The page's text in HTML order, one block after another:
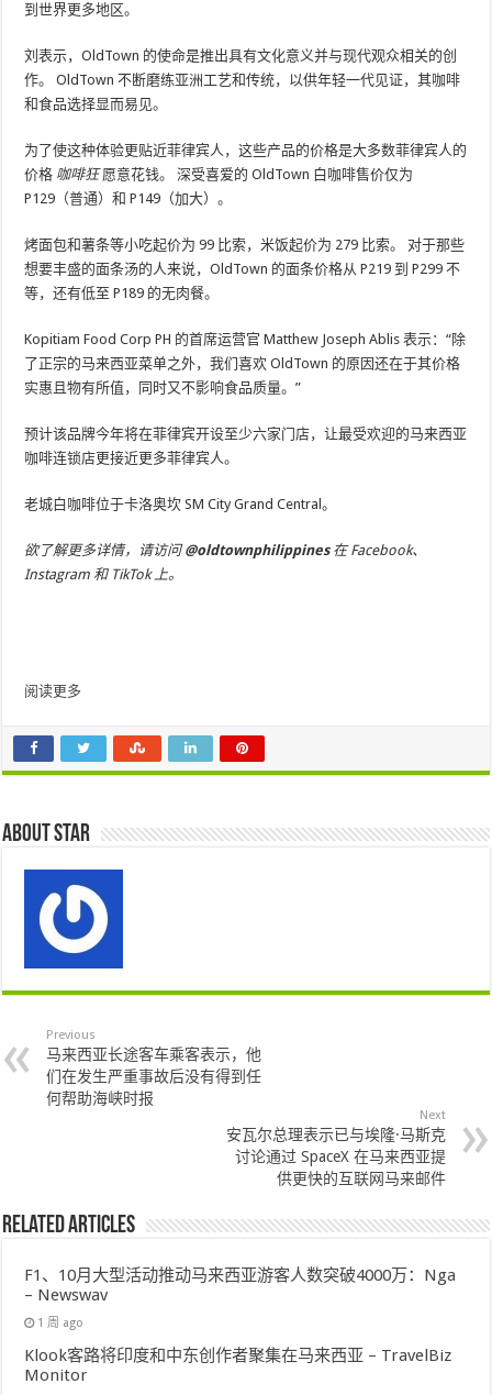
到世界更多地区。
刘表示，OldTown 的使命是推出具有文化意义并与现代观众相关的创
作。 OldTown 不断磨练亚洲工艺和传统，以供年轻一代见证，其咖啡
和食品选择显而易见。
为了使这种体验更贴近菲律宾人，这些产品的价格是大多数菲律宾人的
价格 咖啡狂愿意花钱。 深受喜爱的 OldTown 白咖啡售价仅为
P129（普通）和 P149（加大）。
烤面包和薯条等小吃起价为 99 比索，米饭起价为 279 比索。 对于那些
想要丰盛的面条汤的人来说，OldTown 的面条价格从 P219 到 P299 不
等，还有低至 P189 的无肉餐。
Kopitiam Food Corp PH 的首席运营官 Matthew Joseph Ablis 表示：“除
了正宗的马来西亚菜单之外，我们喜欢 OldTown 的原因还在于其价格
实惠且物有所值，同时又不影响食品质量。”
预计该品牌今年将在菲律宾开设至少六家门店，让最受欢迎的马来西亚
咖啡连锁店更接近更多菲律宾人。
老城白咖啡位于卡洛奥坎 SM City Grand Central。
欲了解更多详情，请访问@oldtownphilippines在 Facebook、
Instagram 和 TikTok 上。
阅读更多
About star
Previous
马来西亚长途客车乘客表示，他
们在发生严重事故后没有得到任
何帮助海峡时报
Next
安瓦尔总理表示已与埃隆·马斯克
讨论通过 SpaceX 在马来西亚提
供更快的互联网马来邮件
Related Articles
F1、10月大型活动推动马来西亚游客人数突破4000万：Nga
– Newswav
1 周 ago
Klook客路将印度和中东创作者聚集在马来西亚 – TravelBiz
Monitor